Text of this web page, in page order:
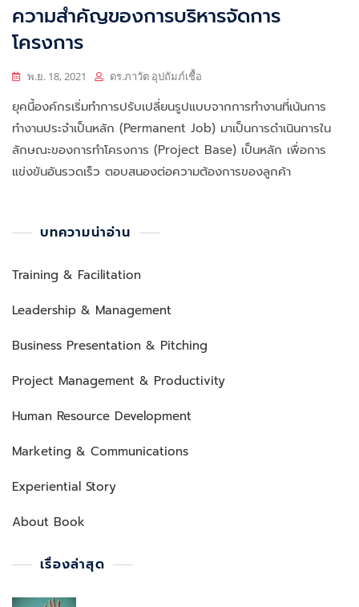
ความสำคัญของการบริหารจัดการ
โครงการ
พ.ย. 18, 2021 ดร.ภาวัต อุปถัมภ์เชื้อ
ยุคนี้องค์กรเริ่มทำการปรับเปลี่ยนรูปแบบจากการทำงานที่เน้นการ
ทำงานประจำเป็นหลัก (Permanent Job) มาเป็นการดำเนินการใน
ลักษณะของการทำโครงการ (Project Base) เป็นหลัก เพื่อการ
แข่งขันอันรวดเร็ว ตอบสนองต่อความต้องการของลูกค้า
บทความน่าอ่าน
Training & Facilitation
Leadership & Management
Business Presentation & Pitching
Project Management & Productivity
Human Resource Development
Marketing & Communications
Experiential Story
About Book
เรื่องล่าสุด